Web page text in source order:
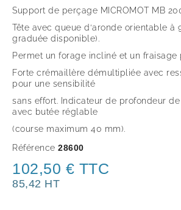
Support de perçage MICROMOT MB
Tête avec queue d‘aronde orientable à
graduée disponible).
Permet un forage incliné et un fraisage
Forte crémaillère démultipliée avec
pour une sensibilité
sans effort. Indicateur de profondeur
avec butée réglable
(course maximum 40 mm).
Référence 28600
102,50 € TTC
85,42 HT